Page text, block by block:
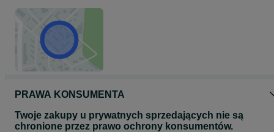
PRAWA KONSUMENTA
Twoje zakupy u prywatnych sprzedających nie są
chronione przez prawo ochrony konsumentów.